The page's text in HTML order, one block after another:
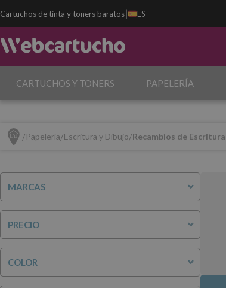
Cartuchos de tinta y toners baratos| ES
CARTUCHOS Y TONERS PAPELERÍA
Papelería Escritura y Dibujo Recambios de Escritura
MARCAS
PRECIO
COLOR